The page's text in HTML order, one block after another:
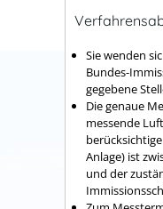
Sie wenden
Bundes-
gegebene
Die genaue
messende
Anlage) ist
und der